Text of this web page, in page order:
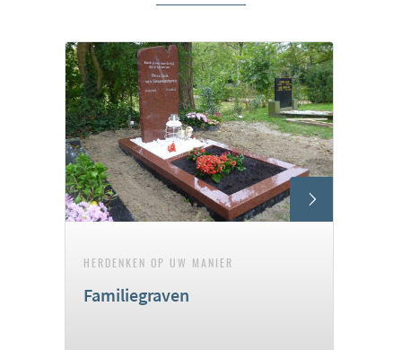
HERDENKEN OP UW MANIER
Familiegraven